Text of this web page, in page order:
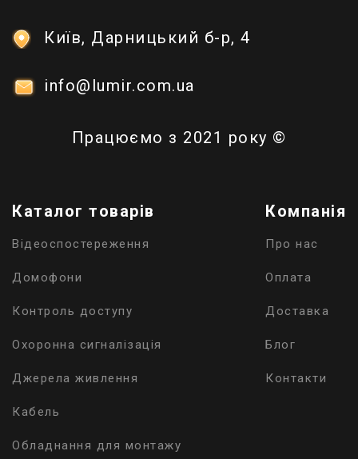
Київ, Дарницький б-р, 4
info@lumir.com.ua
Працюємо з 2021 року ©
Каталог товарів
Відеоспостереження
Домофони
Контроль доступу
Охоронна сигналізація
Джерела живлення
Кабель
Обладнання для монтажу
Компанія
Про нас
Оплата
Доставка
Блог
Контакти